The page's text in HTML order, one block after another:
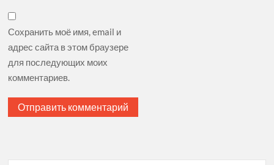
Сохранить моё имя, email и
адрес сайта в этом браузере
для последующих моих
комментариев.